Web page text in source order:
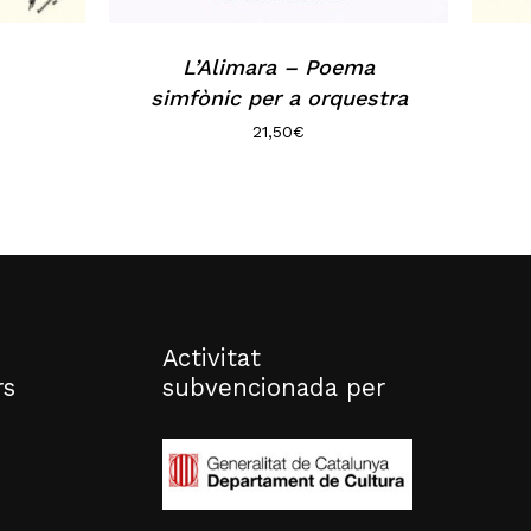
L’Alimara – Poema
simfònic per a orquestra
21,50€
Activitat
subvencionada per